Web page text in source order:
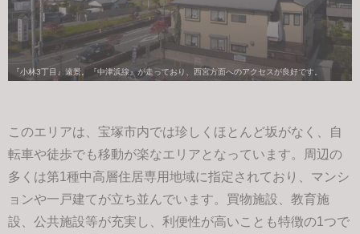
『小林3丁目』遠景。『中津浜線』が走っており、西宮方面へのアクセスが良好です。
このエリアは、宝塚市内では珍しくほとんど坂がなく、自
転車や徒歩でも移動が楽なエリアとなっています。周辺の
多くは第1種中高層住居専用地域に指定されており、マンシ
ョンや一戸建てが立ち並んでいます。買物施設、教育施
設、公共施設等が充実し、利便性が高いことも特徴の1つで